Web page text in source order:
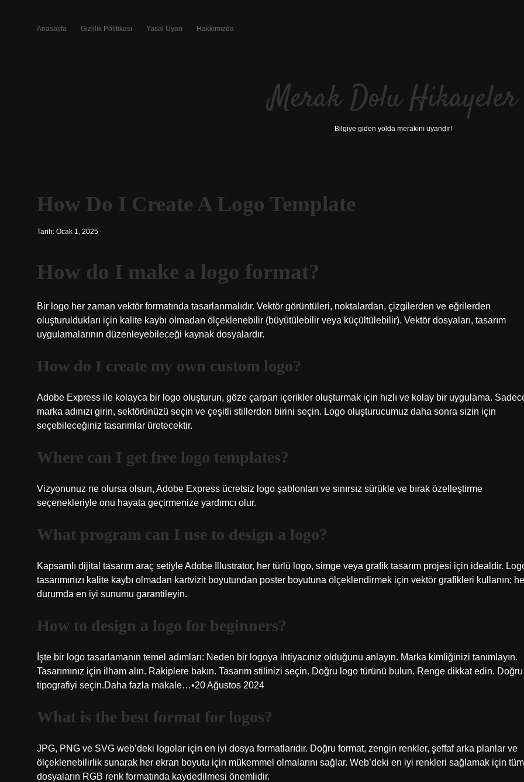
Anasayfa Gizlilik Politikası Yasal Uyarı Hakkımızda
Merak Dolu Hikayeler
Bilgiye giden yolda merakını uyandır!
How Do I Create A Logo Template
Tarih: Ocak 1, 2025
How do I make a logo format?
Bir logo her zaman vektör formatında tasarlanmalıdır. Vektör görüntüleri, noktalardan, çizgilerden ve eğrilerden
oluşturuldukları için kalite kaybı olmadan ölçeklenebilir (büyütülebilir veya küçültülebilir). Vektör dosyaları, tasarım
uygulamalarının düzenleyebileceği kaynak dosyalardır.
How do I create my own custom logo?
Adobe Express ile kolayca bir logo oluşturun, göze çarpan içerikler oluşturmak için hızlı ve kolay bir uygulama.
marka adınızı girin, sektörünüzü seçin ve çeşitli stillerden birini seçin. Logo oluşturucumuz daha sonra sizin için
seçebileceğiniz tasarımlar üretecektir.
Where can I get free logo templates?
Vizyonunuz ne olursa olsun, Adobe Express ücretsiz logo şablonları ve sınırsız sürükle ve bırak özelleştirme
seçenekleriyle onu hayata geçirmenize yardımcı olur.
What program can I use to design a logo?
Kapsamlı dijital tasarım araç setiyle Adobe Illustrator, her türlü logo, simge veya grafik tasarım projesi için idealdir.
tasarımınızı kalite kaybı olmadan kartvizit boyutundan poster boyutuna ölçeklendirmek için vektör grafikleri kullanın;
durumda en iyi sunumu garantileyin.
How to design a logo for beginners?
İşte bir logo tasarlamanın temel adımları: Neden bir logoya ihtiyacınız olduğunu anlayın. Marka kimliğinizi tanımlayın.
Tasarımınız için ilham alın. Rakiplere bakın. Tasarım stilinizi seçin. Doğru logo türünü bulun. Renge dikkat edin. Doğru
tipografiyi seçin.Daha fazla makale…•20 Ağustos 2024
What is the best format for logos?
JPG, PNG ve SVG web’deki logolar için en iyi dosya formatlarıdır. Doğru format, zengin renkler, şeffaf arka planlar ve
ölçeklenebilirlik sunarak her ekran boyutu için mükemmel olmalarını sağlar. Web’deki en iyi renkleri sağlamak için tüm
dosyaların RGB renk formatında kaydedilmesi önemlidir.